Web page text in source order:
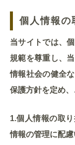
個人情報の
当サイトでは、
規範を尊重し、
情報社会の健全
保護方針を定め、
1.個人情報の取
情報の管理に配慮